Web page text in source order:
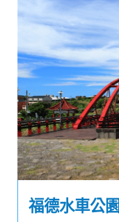
福德水車公園